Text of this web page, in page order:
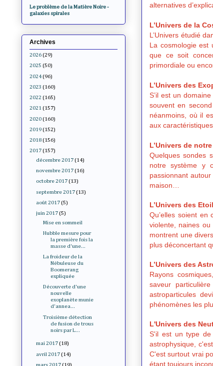
alternatives
L’Univers de la
L’Univers étudié
La cosmologie est
que ce soit
primordiale ou
L’Univers des
S’il est un
souvent en
néanmoins, où il
aux
L’Univers de
Quelques sondes
notre système y
passionnant
maison…
L’Univers des
Qu’elles soient
violente, naines
montrent une
plus déconcertant
L’Univers des
Rayons
saveur
astroparticules
phénomènes les
L'Univers des
S'il est un type de
astrophysique,
C'est surtout vrai
étant toujours
Le problème de la Matière Noire -
galaxies spirales
Archives
2026 (29)
2025 (50)
2024 (96)
2023 (160)
2022 (165)
2021 (157)
2020 (160)
2019 (152)
2018 (156)
2017 (157)
décembre 2017 (14)
novembre 2017 (16)
octobre 2017 (13)
septembre 2017 (13)
août 2017 (5)
juin 2017 (5)
Mise en sommeil
Hubble mesure pour
la première fois la
masse d'une...
La froideur de la
Nébuleuse du
Boomerang
expliquée
Découverte d'une
nouvelle
exoplanète munie
d'annea...
Troisième détection
de fusion de trous
noirs par L...
mai 2017 (18)
avril 2017 (14)
mars 2017 (19)